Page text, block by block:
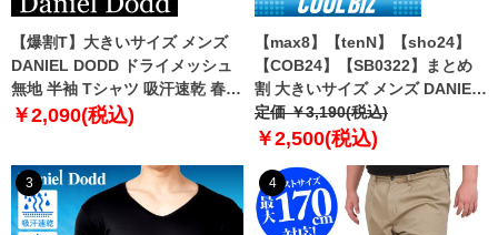
【爆割T】大きいサイズ メンズ
DANIEL DODD ドライメッシュ
無地 半袖 Tシャツ 吸汗速乾 春夏
新作 tjt-2602dry5 【fre】
￥2,090(税込)
【max8】【tenN】【sho24】
【COB24】【SB0322】まとめ
割 大きいサイズ メンズ DANIEL
DODD 吸汗速乾 半袖 無地 スポ
ーツ ポロシャツ azpr-009008h
定価 ￥3,190(税込)
￥2,500(税込)
3 4